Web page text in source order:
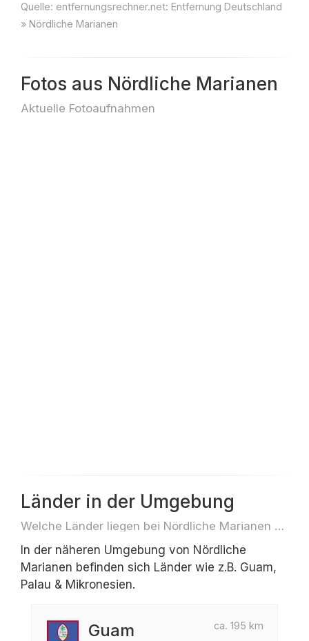
Quelle: entfernungsrechner.net: Entfernung Deutschland
» Nördliche Marianen
Fotos aus Nördliche Marianen
Aktuelle Fotoaufnahmen
Länder in der Umgebung
Welche Länder liegen bei Nördliche Marianen z.B. für Reisen oder Flüge
In der näheren Umgebung von Nördliche
Marianen befinden sich Länder wie z.B. Guam,
Palau & Mikronesien.
ca. 195 km
Guam